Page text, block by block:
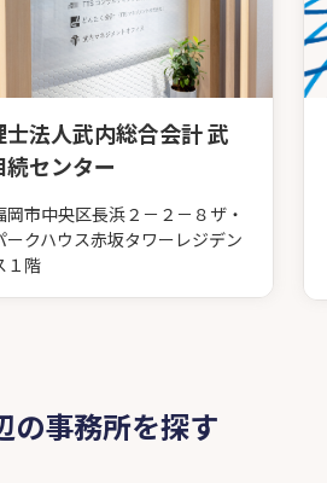
士法人武内総合会計 武
続センター
岡市中央区長浜２－２－８ザ・
ークハウス赤坂タワーレジデン
１階
の事務所を探す